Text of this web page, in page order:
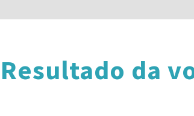
Resultado da